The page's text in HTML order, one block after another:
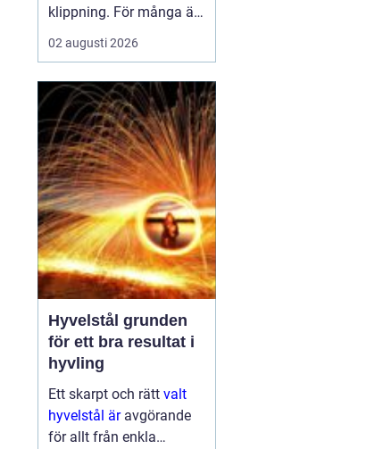
klippning. För många är
besöket en paus i
vardagen, ett sätt att
ibland ett viktigt
förberedande steg inför
ett stort ögonblick i livet.
I en mindre ort som
Hallstahammar blir valet
a...
02 augusti 2026
Hyvelstål grunden
för ett bra resultat i
hyvling
Ett skarpt och rätt valt
hyvelstål äravgörande
för allt från enkla